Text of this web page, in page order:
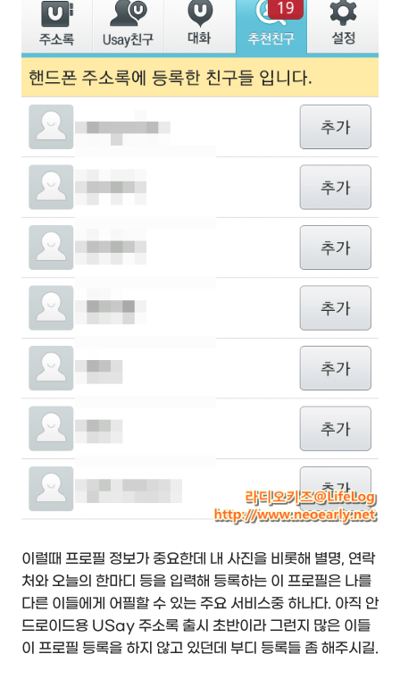
이럴때 프로필 정보가 중요한데 내 사진을 비롯해 별명, 연락
처와 오늘의 한마디 등을 입력해 등록하는 이 프로필은 나를
다른 이들에게 어필할 수 있는 주요 서비스중 하나다. 아직 안
드로이드용 USay 주소록 출시 초반이라 그런지 많은 이들
이 프로필 등록을 하지 않고 있던데 부디 등록들 좀 해주시길.